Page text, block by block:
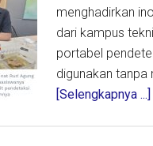
menghadirkan
dari kampus
portabel
digunakan
[Selengkapnya ...]